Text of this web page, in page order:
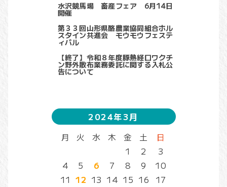
水沢競馬場 畜産フェア 6月14日
開催
第３３回山形県酪農業協同組合ホル
スタイン共進会 モウモウフェステ
ィバル
【終了】令和８年度豚熱経口ワクチ
ン野外散布業務委託に関する入札公
告について
2024年3月
月
火 水 木 金 土
日
1
2
3
4
5 6 7 8 9
10
11 12 13 14 15 16
17